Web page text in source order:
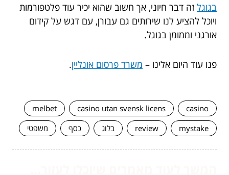
בגוגל זה דבר חיוני, אך חשוב שהוא יכיר עוד פלטפורמות
ויוכל להציע לנו שירותים גם עבורן, עם דגש על קידום
אורגני וממומן בגוגל.
פנו עוד היום אלינו – משרד פרסום אונליין.
casino
casino utan svensk licens
melbet
mystake
review בלוג כסף משפטי